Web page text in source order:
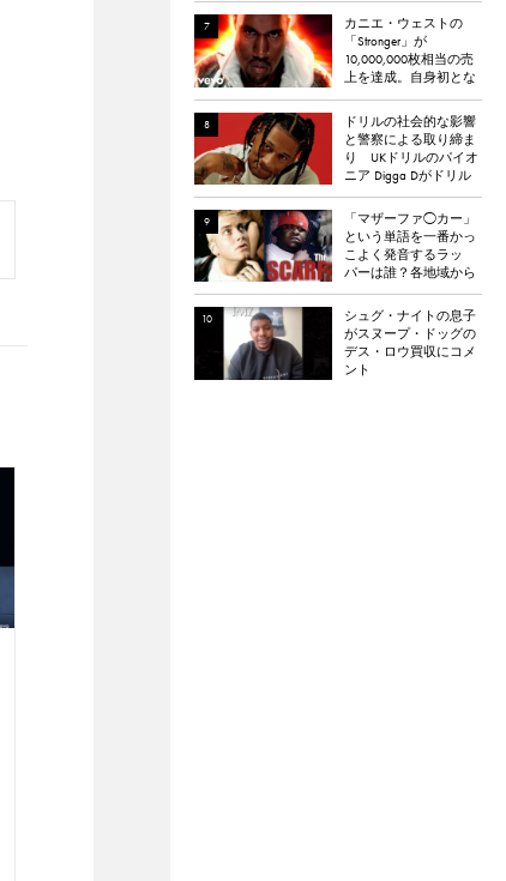
カニエ・ウェストの
「Stronger」が
10,000,000枚相当の売
上を達成。自身初とな
ドリルの社会的な影響
と警察による取り締ま
り UKドリルのパイオ
ニア Digga Dがドリル
ついて語る
「マザーファ◯カー」
という単語を一番かっ
こよく発音するラッ
パーは誰？各地域から
イケてる「マザーフ
◯ッカー」を持つラッ
パーを選出。
シュグ・ナイトの息子
がスヌープ・ドッグの
デス・ロウ買収にコメ
ント